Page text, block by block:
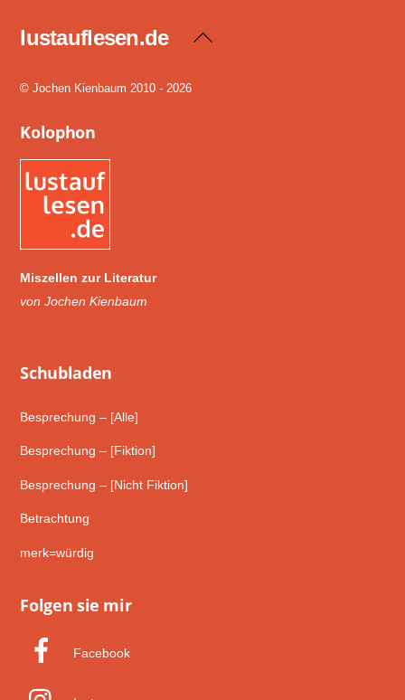
Back
lustauflesen.de
© Jochen Kienbaum 2010 - 2026
Kolophon
Miszellen zur Literatur
von Jochen Kienbaum
Schub­laden
Besprechung – [Alle]
Besprechung – [Fiktion]
Besprechung – [Nicht Fiktion]
Betrachtung
merk=würdig
Folgen sie mir
Facebook